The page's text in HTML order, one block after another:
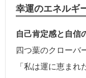
幸運のエネルギ
自己肯定感と自信
四つ葉のクローバ
「私は運に恵ま